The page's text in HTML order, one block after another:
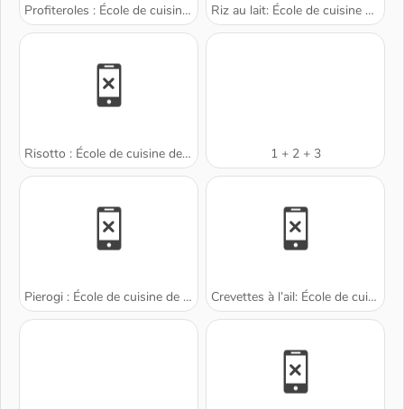
Profiteroles : École de cuisine de Sara Riz au lait: École de cuisine de Sara
Risotto : École de cuisine de Sara 1 + 2 + 3
Pierogi : École de cuisine de Sara Crevettes à l’ail: École de cuisine de Sara